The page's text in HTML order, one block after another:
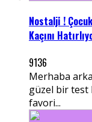
Nostalji !
Kaçını
9136
Merhaba
güzel bir test
favori...